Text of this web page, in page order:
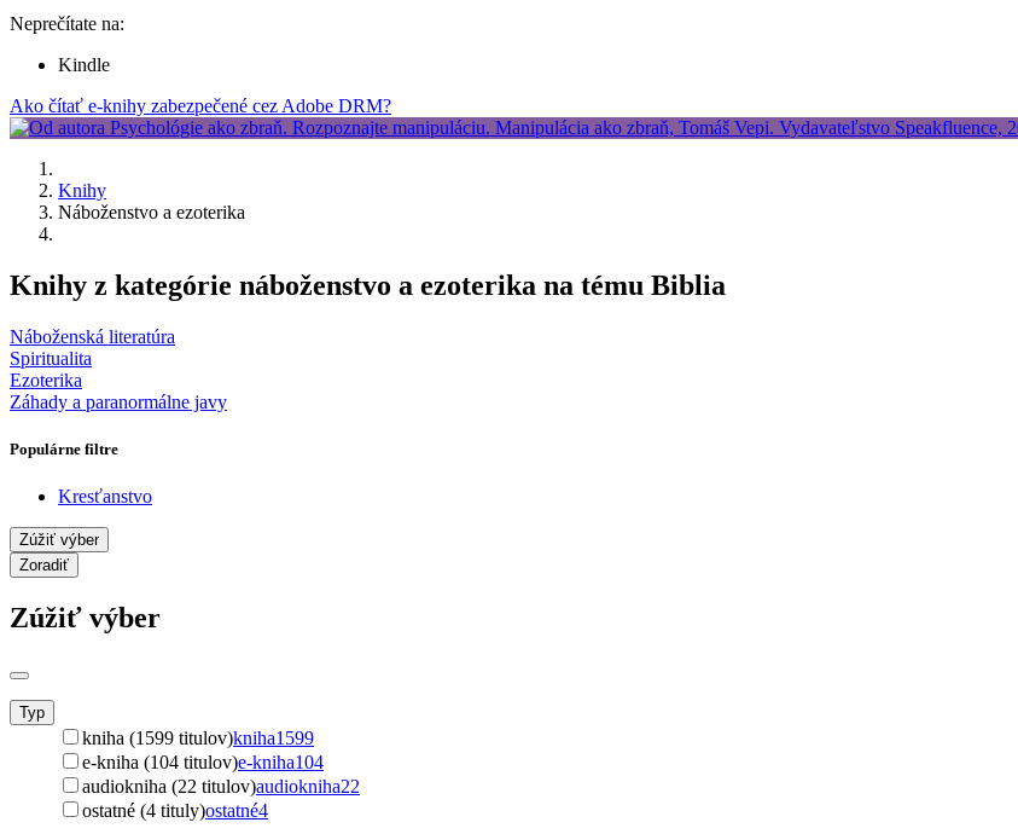
Neprečítate na:
Kindle
Ako čítať e-knihy zabezpečené cez Adobe DRM?
Knihy
Náboženstvo a ezoterika
Knihy z kategórie náboženstvo a ezoterika na tému Biblia
Náboženská literatúra
Spiritualita
Ezoterika
Záhady a paranormálne javy
Populárne filtre
Kresťanstvo
Zúžiť výber
Zoradiť
Zúžiť výber
Typ
kniha (1599 titulov)kniha1599
e-kniha (104 titulov)e-kniha104
audiokniha (22 titulov)audiokniha22
ostatné (4 tituly)ostatné4